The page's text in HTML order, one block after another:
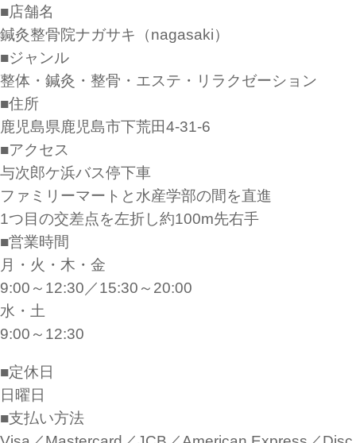
■店舗名
鍼灸整骨院ナガサキ（nagasaki）
■ジャンル
整体・鍼灸・整骨・エステ・リラクゼーション
■住所
鹿児島県鹿児島市下荒田4-31-6
■アクセス
与次郎ケ浜バス停下車
ファミリーマートと水産学部の間を直進
1つ目の交差点を左折し約100m先右手
■営業時間
月・火・木・金
9:00～12:30／15:30～20:00
水・土
9:00～12:30
■定休日
日曜日
■支払い方法